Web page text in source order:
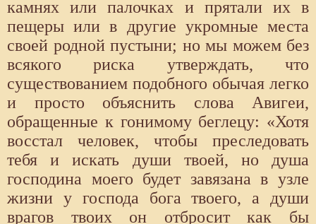
камнях или палочках и прятали их в
пещеры или в другие укромные места
своей родной пустыни; но мы можем без
всякого риска утверждать, что
существованием подобного обычая легко
и просто объяснить слова Авигеи,
обращенные к гонимому беглецу: «Хотя
восстал человек, чтобы преследовать
тебя и искать души твоей, но душа
господина моего будет завязана в узле
жизни у господа бога твоего, а души
врагов твоих он отбросит как бы